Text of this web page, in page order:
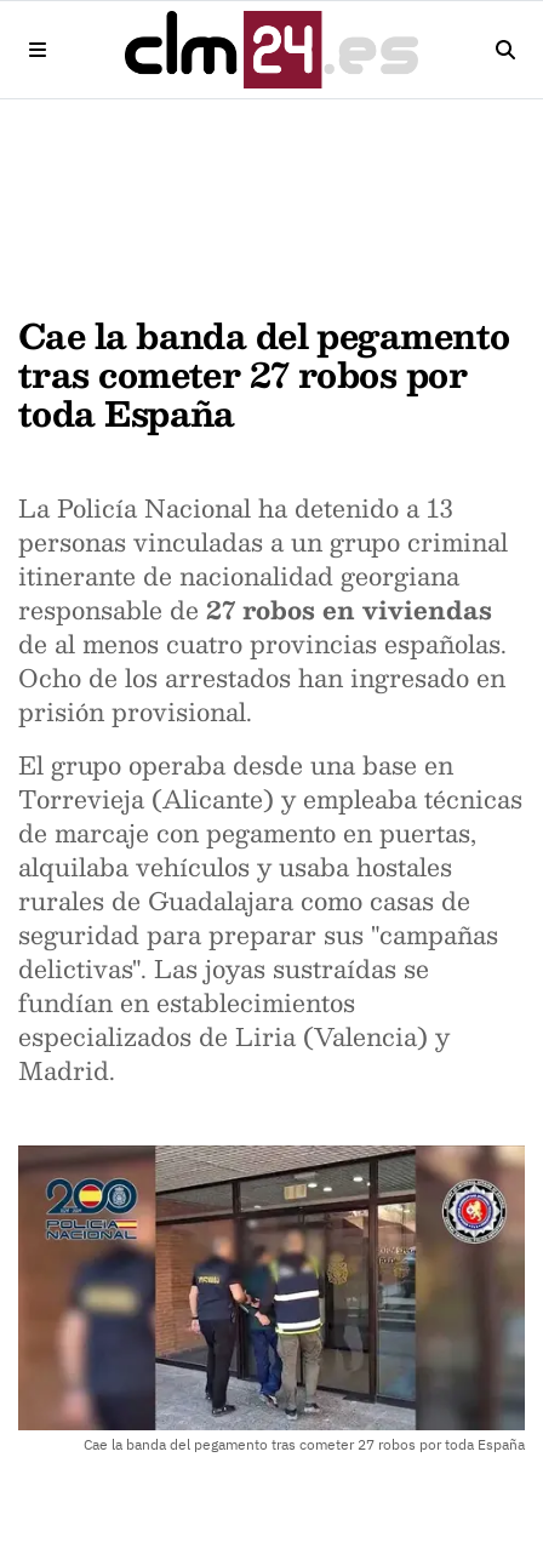
Cae la banda del pegamento
tras cometer 27 robos por
toda España
La Policía Nacional ha detenido a 13
personas vinculadas a un grupo criminal
itinerante de nacionalidad georgiana
responsable de 27 robos en viviendas
de al menos cuatro provincias españolas.
Ocho de los arrestados han ingresado en
prisión provisional.
El grupo operaba desde una base en
Torrevieja (Alicante) y empleaba técnicas
de marcaje con pegamento en puertas,
alquilaba vehículos y usaba hostales
rurales de Guadalajara como casas de
seguridad para preparar sus "campañas
delictivas". Las joyas sustraídas se
fundían en establecimientos
especializados de Liria (Valencia) y
Madrid.
Cae la banda del pegamento tras cometer 27 robos por toda España